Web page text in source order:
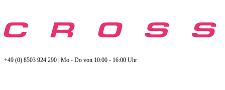
+49 (0) 8503 924 290 | Mo - Do von 10:00 - 16:00 Uhr